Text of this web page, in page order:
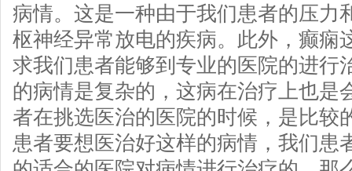
病情。这是一种由于我们患者的压力
枢神经异常放电的疾病。此外，癫痫
求我们患者能够到专业的医院的进行
的病情是复杂的，这病在治疗上也是
者在挑选医治的医院的时候，是比较
患者要想医治好这样的病情，我们患